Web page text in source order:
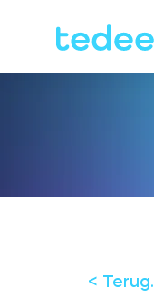
< Terug.